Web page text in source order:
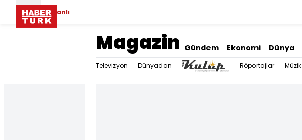
Canlı
Magazin Gündem Ekonomi Dünya
Televizyon Dünyadan Röportajlar Müzik